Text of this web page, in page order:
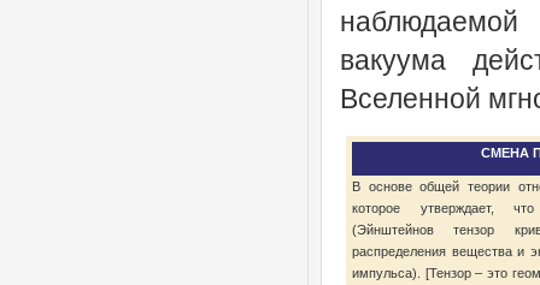
наблюдаемой
вакуума
Вселенной
СМЕНА
В основе общей теории
которое утверждает, что
(Эйнштейнов тензор
распределения вещества и
импульса). [Тензор – это